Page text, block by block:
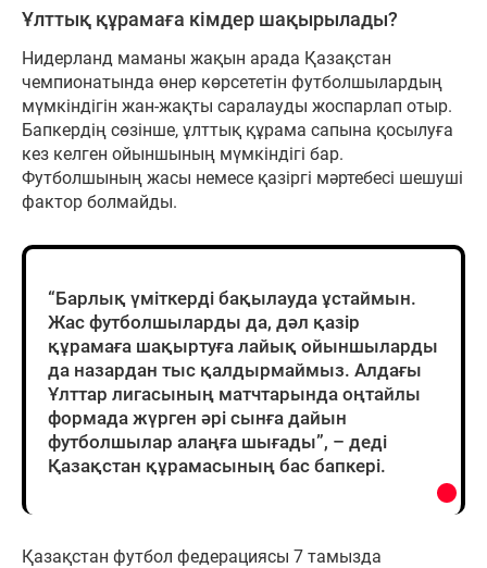
Ұлттық құрамаға кімдер шақырылады?
Нидерланд маманы жақын арада Қазақстан
чемпионатында өнер көрсететін футболшылардың
мүмкіндігін жан-жақты саралауды жоспарлап отыр.
Бапкердің сөзінше, ұлттық құрама сапына қосылуға
кез келген ойыншының мүмкіндігі бар.
Футболшының жасы немесе қазіргі мәртебесі шешуші
фактор болмайды.
“Барлық үміткерді бақылауда ұстаймын.
Жас футболшыларды да, дәл қазір
құрамаға шақыртуға лайық ойыншыларды
да назардан тыс қалдырмаймыз. Алдағы
Ұлттар лигасының матчтарында оңтайлы
формада жүрген әрі сынға дайын
футболшылар алаңға шығады”, – деді
Қазақстан құрамасының бас бапкері.
Қазақстан футбол федерациясы 7 тамызда